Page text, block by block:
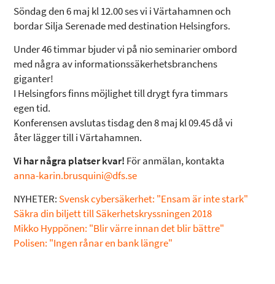
Söndag den 6 maj kl 12.00 ses vi i Värtahamnen och
bordar Silja Serenade med destination Helsingfors.
Under 46 timmar bjuder vi på nio seminarier ombord
med några av informationssäkerhetsbranchens
giganter!
I Helsingfors finns möjlighet till drygt fyra timmars
egen tid.
Konferensen avslutas tisdag den 8 maj kl 09.45 då vi
åter lägger till i Värtahamnen.
Vi har några platser kvar! För anmälan, kontakta
anna-karin.brusquini@dfs.se
NYHETER: Svensk cybersäkerhet: "Ensam är inte stark"
Säkra din biljett till Säkerhetskryssningen 2018
Mikko Hyppönen: "Blir värre innan det blir bättre"
Polisen: "Ingen rånar en bank längre"